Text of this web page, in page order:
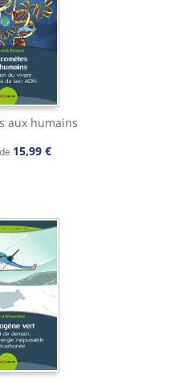
aux humains
15,99 €